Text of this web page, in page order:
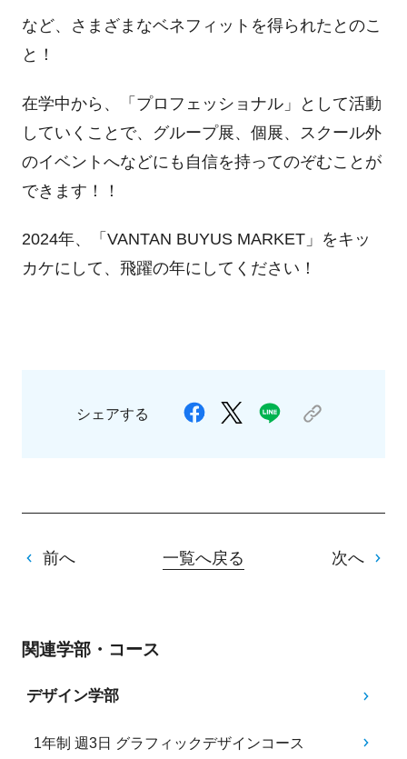
など、さまざまなベネフィットを得られたとのこ
と！
在学中から、「プロフェッショナル」として活動
していくことで、グループ展、個展、スクール外
のイベントへなどにも自信を持ってのぞむことが
できます！！
2024年、「VANTAN BUYUS MARKET」をキッ
カケにして、飛躍の年にしてください！
シェアする
前へ 一覧へ戻る 次へ
関連学部・コース
デザイン学部
1年制 週3日 グラフィックデザインコース